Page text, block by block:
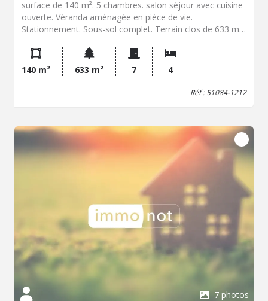
surface de 140 m². 5 chambres. salon séjour avec cuisine
ouverte. Véranda aménagée en pièce de vie.
Stationnement. Sous-sol complet. Terrain clos de 633 m².
est exposé sont disponibles sur le site géorisques :
www.georisques.gouv.fr Pour les visites : Mme FERRAND
: 07.76.00.26.39 / Mme GERARD : 07.76.03.91.03
140 m² 633 m² 7 4
Réf : 51084-1212
7 photos